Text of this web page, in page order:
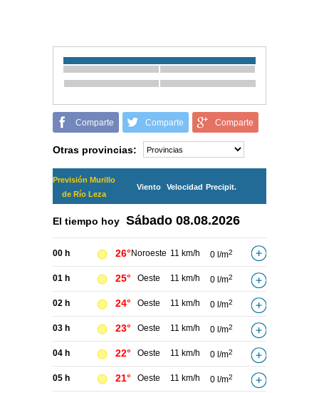
Comparte Comparte Comparte
Otras provincias:
Previsión Murillo
de Río Leza
Viento Velocidad Precipit.
El tiempo hoy Sábado 08.08.2026
00 h 26° Noroeste 11 km/h 0 l/m2
01 h 25° Oeste 11 km/h 0 l/m2
02 h 24° Oeste 11 km/h 0 l/m2
03 h 23° Oeste 11 km/h 0 l/m2
04 h 22° Oeste 11 km/h 0 l/m2
05 h 21° Oeste 11 km/h 0 l/m2